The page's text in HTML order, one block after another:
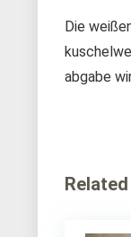
Die
abgabe